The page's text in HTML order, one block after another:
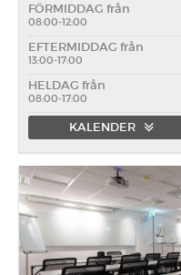
FÖRMIDDAG från
08:00-12:00
EFTERMIDDAG från
13:00-17:00
HELDAG från
08:00-17:00
KALENDER